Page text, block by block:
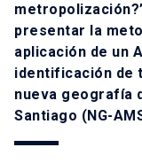
presentar la
aplicación de un
identificación de
nueva geografía
Santiago (NG-